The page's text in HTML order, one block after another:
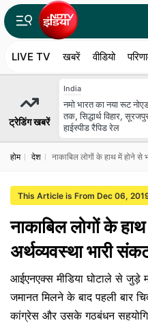
LIVE TV खबरें वीडियो
ट्रेडिंग खबरें
India
नमो भारत का नया रूट
तक, सिद्धार्थ विहार,
हाईस्पीड रैपिड रेल
होम देश नाकाबिल लोगों के हाथ में होने से
This Article is From Dec 06,
नाकाबिल लोगों के
अर्थव्यवस्था भारी
आईएनएक्स मीडिया घोटाले से जुड़े
जमानत मिलने के बाद पहली बार
कांग्रेस और उसके गठबंधन